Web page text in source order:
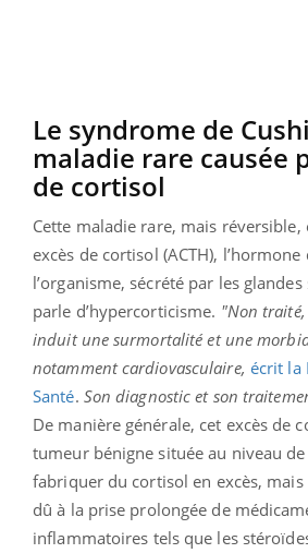
Le syndrome de
maladie rare causée
de cortisol
Cette maladie rare, mais réversible,
excès de cortisol (ACTH),
l’organisme, sécrété par les
parle d’hypercorticisme. "Non
induit une surmortalité et une
notamment cardiovasculaire, écrit la
Santé. Son diagnostic et son
De manière générale, cet excès de
tumeur bénigne située au niveau
fabriquer du cortisol en excès,
dû à la prise prolongée de
inflammatoires tels que les